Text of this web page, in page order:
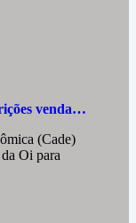
venda…
(Cade)
Oi para